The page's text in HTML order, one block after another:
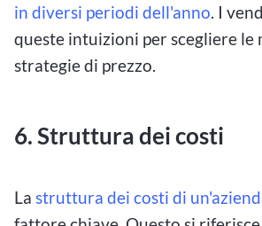
in diversi periodi dell'anno. I
queste intuizioni per scegliere le
strategie di prezzo.
6. Struttura dei costi
La struttura dei costi di